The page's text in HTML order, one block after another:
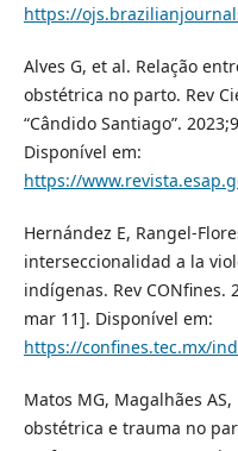
https://
Alves G, et al. Relação
obstétrica no parto. Rev
“Cândido Santiago”.
Disponível em:
https://
Hernández E, Rangel-
interseccionalidad a la
indígenas. Rev CONfines.
mar 11]. Disponível em:
https://confines.tec.mx/
Matos MG, Magalhães
obstétrica e trauma no